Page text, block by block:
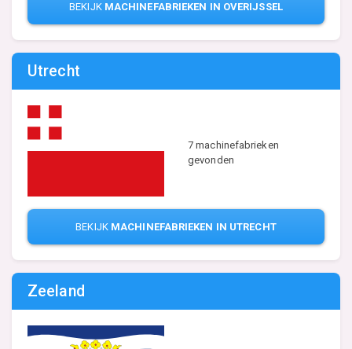
BEKIJK MACHINEFABRIEKEN IN OVERIJSSEL
Utrecht
7 machinefabrieken
gevonden
BEKIJK MACHINEFABRIEKEN IN UTRECHT
Zeeland